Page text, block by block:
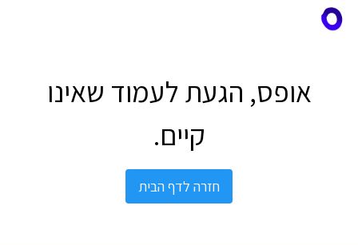
אופס, הגעת לעמוד שאינו
קיים.
חזרה לדף הבית